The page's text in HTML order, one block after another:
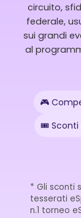
circuito,
federale,
sui grandi
al
🎮
🎟️ Sconti
* Gli sconti
tesserati
n.1 torneo